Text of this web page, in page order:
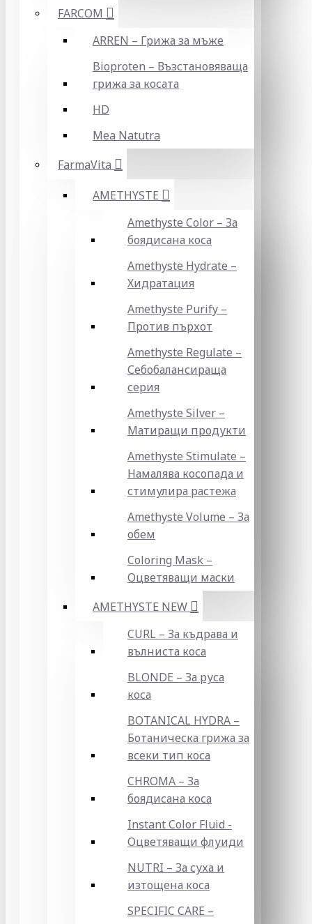
FARCOM
ARREN – Грижа за мъже
Bioproten – Възстановяваща
грижа за косата
HD
Mea Natutra
FarmaVita
AMETHYSTE
Amethyste Color – За
боядисана коса
Amethyste Hydrate –
Хидратация
Amethyste Purify –
Против пърхот
Amethyste Regulate –
Себобалансираща
серия
Amethyste Silver –
Матиращи продукти
Amethyste Stimulate –
Намалява косопада и
стимулира растежа
Amethyste Volume – За
обем
Coloring Mask –
Оцветяващи маски
AMETHYSTE NEW
CURL – За къдрава и
вълниста коса
BLONDE – За руса
коса
BOTANICAL HYDRA –
Ботаническа грижа за
всеки тип коса
CHROMA – За
боядисана коса
Instant Color Fluid -
Оцветяващи флуиди
NUTRI – За суха и
изтощена коса
SPECIFIC CARE –